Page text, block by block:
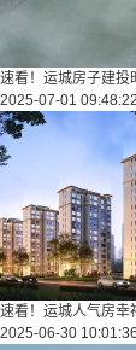
速看！运城房子建投
2025-07-01 09:48:22
速看！运城人气房幸
2025-06-30 10:01:36